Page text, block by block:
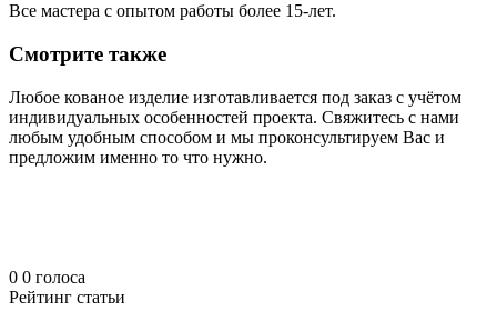
Все мастера с опытом работы более 15-лет.
Смотрите также
Любое кованое изделие изготавливается под заказ с учётом
индивидуальных особенностей проекта. Свяжитесь с нами
любым удобным способом и мы проконсультируем Вас и
предложим именно то что нужно.
0 0 голоса
Рейтинг статьи